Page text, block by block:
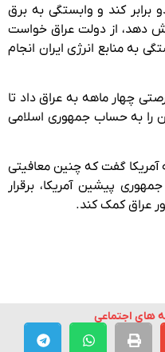
برابر کند و وابستگی به برق
به ۲۵ درصد کاهش دهد، از دولت عراق خواست
به منابع انرژی ایران انجام
بار دیگر فرصتی چهار ماهه به عراق داد تا
آن را به حساب جمهوری اسلامی
آمریکا گفت که چنین معافیتی
پیشین آمریکا، برقرار
عراق کمک کند.
های اجتماعی